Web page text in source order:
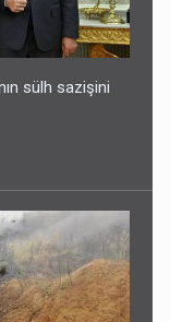
sülh sazişini